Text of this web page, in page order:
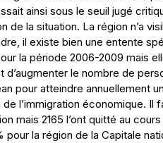
ainsi sous le seuil jugé
de la situation. La région n’a
il existe bien une entente
la période 2006-2009 mais
le nombre de
pour atteindre annuellement
l’immigration économique. Il
mais 2165 l’ont quitté au
la région de la Capitale